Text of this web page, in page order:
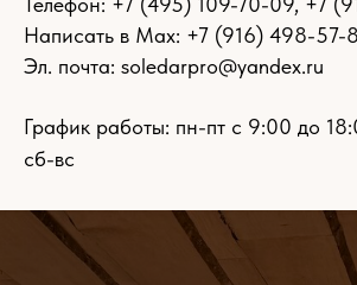
Написать в Max: +7 (916) 498-57-
Эл. почта: soledarpro@yandex.ru
График работы: пн-пт с 9:00 до
сб-вс